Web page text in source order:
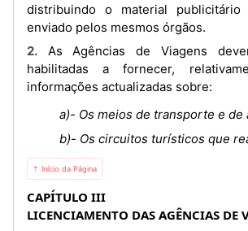
distribuindo o material
enviado pelos mesmos órgãos.
2. As Agências de Viagens devem ainda estar
habilitadas a fornecer,
informações actualizadas sobre:
a)- Os meios de transporte e de
b)- Os circuitos turísticos que
⇡ Início da Página
CAPÍTULO III
LICENCIAMENTO DAS AGÊNCIAS DE